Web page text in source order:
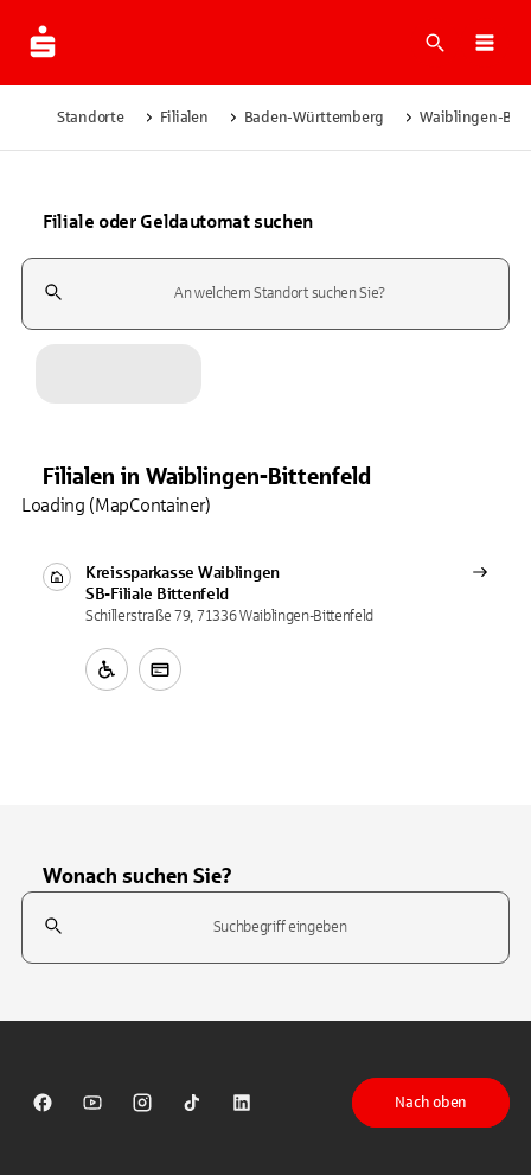
Suche
Standorte Filialen Baden-Württemberg Waiblingen-
Filiale oder Geldautomat suchen
Suchfeld
Filialen in Waiblingen-Bittenfeld
Kreissparkasse Waiblingen
SB-Filiale Bittenfeld
Schillerstraße 79, 71336 Waiblingen-Bittenfeld
Loading (MapContainer)
Wonach suchen Sie?
Suchfeld
Sparkasse auf Facebook
Sparkasse auf Youtube
Sparkasse auf Instagram
Sparkasse auf TikTok
Sparkasse auf LinkedIn
Nach oben